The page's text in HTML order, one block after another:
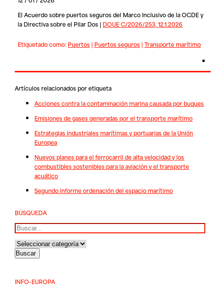
El Acuerdo sobre puertos seguros del Marco Inclusivo de la OCDE y
la Directiva sobre el Pilar Dos | DOUE C/2026/253, 12.1.2026
Etiquetado como: Puertos| Puertos seguros| Transporte marítimo
Artículos relacionados por etiqueta
Acciones contra la contaminación marina causada por buques
Emisiones de gases generadas por el transporte marítimo
Estrategias industriales marítimas y portuarias de la Unión
Europea
Nuevos planes para el ferrocarril de alta velocidad y los
combustibles sostenibles para la aviación y el transporte
acuático
Segundo informe ordenación del espacio marítimo
BÚSQUEDA
Buscar
INFO-EUROPA